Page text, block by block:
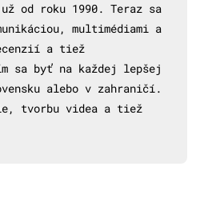
od roku 1990. Teraz sa
multimédiami a
a tiež
sa byť na každej lepšej
alebo v zahraničí.
tvorbu videa a tiež